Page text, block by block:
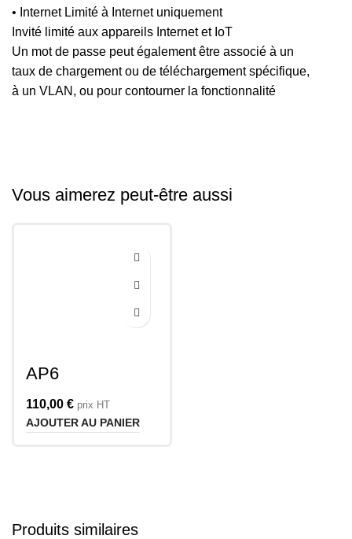
• Internet Limité à Internet uniquement
Invité limité aux appareils Internet et IoT
Un mot de passe peut également être associé à un
taux de chargement ou de téléchargement spécifique,
à un VLAN, ou pour contourner la fonctionnalité
Vous aimerez peut-être aussi
AP6
110,00 € prix HT
AJOUTER AU PANIER
Produits similaires